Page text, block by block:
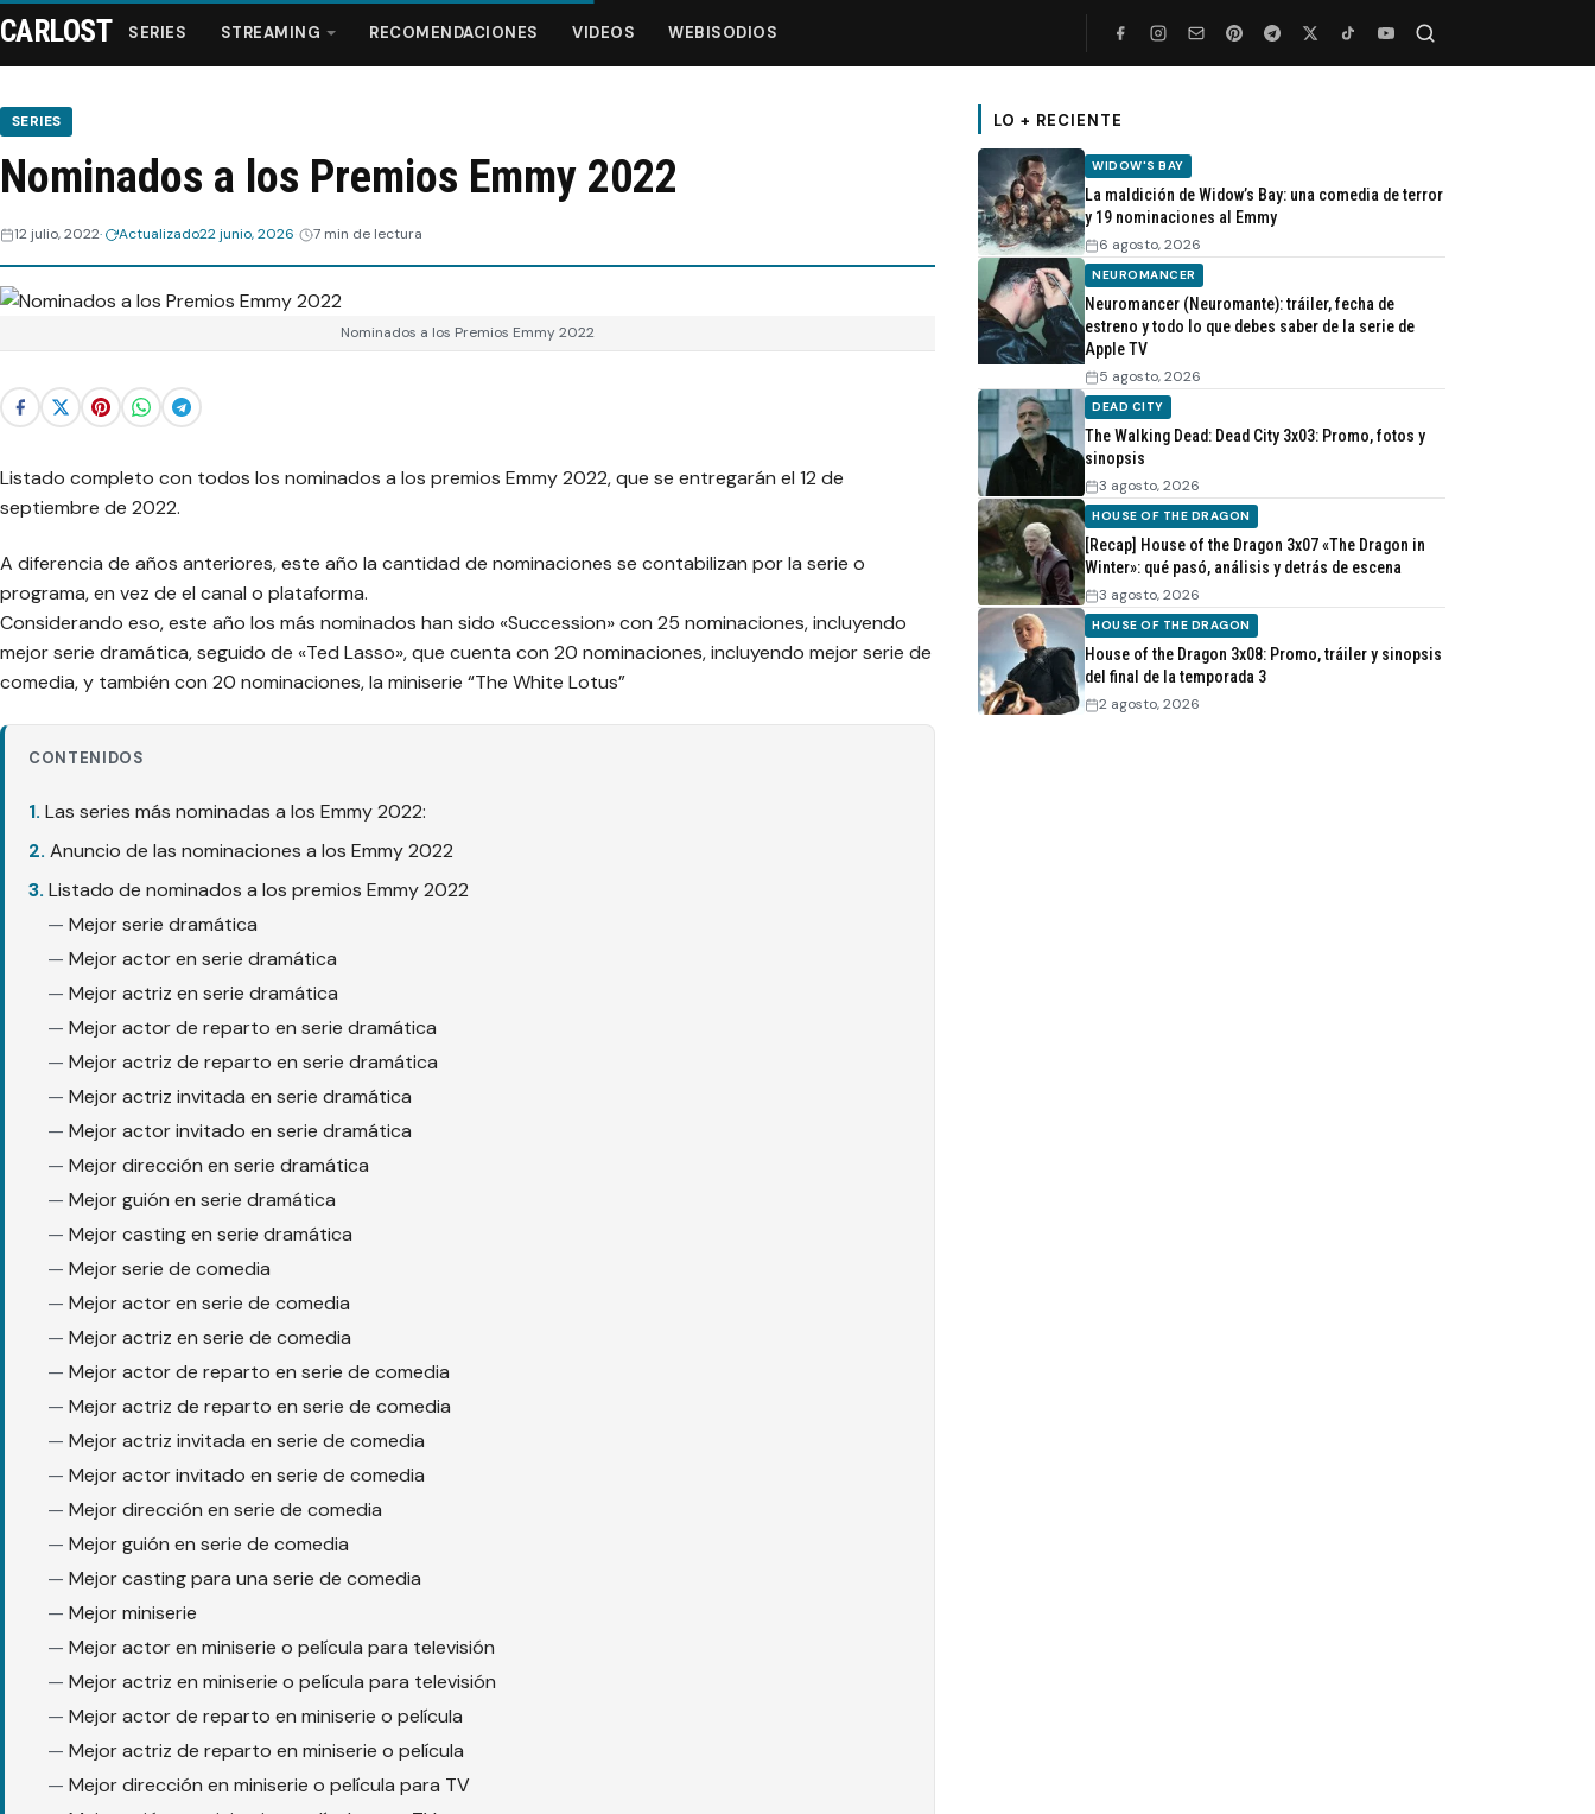
Series
Streaming
Recomendaciones
CARLOST SERIES STREAMING RECOMENDACIONES VIDEOS WEBISODIOS
SERIES
Nominados a los Premios Emmy 2022
12 julio, 2022 Actualizado22 junio, 2026 7 min de lectura
Nominados a los Premios Emmy 2022
Listado completo con todos los nominados a los premios Emmy 2022, que se entregarán el 12 de
septiembre de 2022.
A diferencia de años anteriores, este año la cantidad de nominaciones se contabilizan por la serie o
programa, en vez de el canal o plataforma.
Considerando eso, este año los más nominados han sido «Succession» con 25 nominaciones, incluyendo
mejor serie dramática, seguido de «Ted Lasso», que cuenta con 20 nominaciones, incluyendo mejor serie de
comedia, y también con 20 nominaciones, la miniserie “The White Lotus”
CONTENIDOS
Las series más nominadas a los Emmy 2022:
Anuncio de las nominaciones a los Emmy 2022
Listado de nominados a los premios Emmy 2022
Mejor serie dramática
Mejor actor en serie dramática
Mejor actriz en serie dramática
Mejor actor de reparto en serie dramática
Mejor actriz de reparto en serie dramática
Mejor actriz invitada en serie dramática
Mejor actor invitado en serie dramática
Mejor dirección en serie dramática
Mejor guión en serie dramática
Mejor casting en serie dramática
Mejor serie de comedia
Mejor actor en serie de comedia
Mejor actriz en serie de comedia
Mejor actor de reparto en serie de comedia
Mejor actriz de reparto en serie de comedia
Mejor actriz invitada en serie de comedia
Mejor actor invitado en serie de comedia
Mejor dirección en serie de comedia
Mejor guión en serie de comedia
Mejor casting para una serie de comedia
Mejor miniserie
Mejor actor en miniserie o película para televisión
Mejor actriz en miniserie o película para televisión
Mejor actor de reparto en miniserie o película
Mejor actriz de reparto en miniserie o película
Mejor dirección en miniserie o película para TV
LO + RECIENTE
WIDOW'S BAY
La maldición de Widow’s Bay: una comedia de terror
y 19 nominaciones al Emmy
6 agosto, 2026
NEUROMANCER
Neuromancer (Neuromante): tráiler, fecha de
estreno y todo lo que debes saber de la serie de
Apple TV
5 agosto, 2026
DEAD CITY
The Walking Dead: Dead City 3x03: Promo, fotos y
sinopsis
3 agosto, 2026
HOUSE OF THE DRAGON
[Recap] House of the Dragon 3x07 «The Dragon in
Winter»: qué pasó, análisis y detrás de escena
3 agosto, 2026
HOUSE OF THE DRAGON
House of the Dragon 3x08: Promo, tráiler y sinopsis
del final de la temporada 3
2 agosto, 2026